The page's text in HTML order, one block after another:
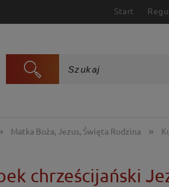
Start
Matka Boża, Jezus, Święta Rodzina »
chrześcijański